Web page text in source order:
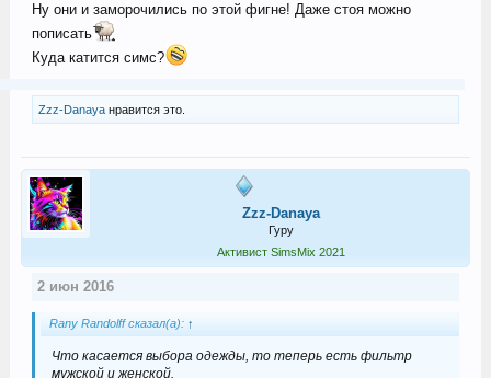
Ну они и заморочились по этой фигне! Даже стоя можно
пописать
Куда катится симс?
Zzz-Danayaнравится это.
Zzz-Danaya
Гуру
Активист SimsMix 2021
2 июн 2016
Rany Randolff сказал(а): ↑
Что касается выбора одежды, то теперь есть фильтр
мужской и женской.